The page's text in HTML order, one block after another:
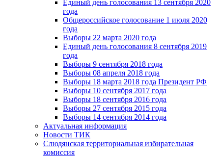
Единый день голосования 13 сентября 2020
года
Общероссийское голосование 1 июля 2020
года
Выборы 22 марта 2020 года
Единый день голосования 8 сентября 2019
года
Выборы 9 сентября 2018 года
Выборы 08 апреля 2018 года
Выборы 18 марта 2018 года Президент РФ
Выборы 10 сентября 2017 года
Выборы 18 сентября 2016 года
Выборы 27 сентября 2015 года
Выборы 14 сентября 2014 года
Актуальная информация
Новости ТИК
Слюдянская территориальная избирательная
комиссия